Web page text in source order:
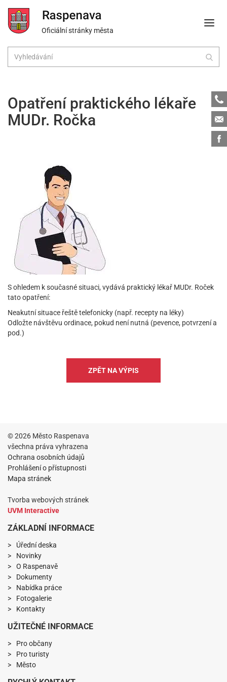
Oficiální stránky města
Opatření praktického lékaře
MUDr. Ročka
S ohledem k současné situaci, vydává praktický lékař MUDr. Roček
tato opatření:
Neakutní situace řeště telefonicky (např. recepty na léky)
Odložte návštěvu ordinace, pokud není nutná (pevence, potvrzení a
pod.)
ZPĚT NA VÝPIS
© 2026 Město Raspenava
všechna práva vyhrazena
Ochrana osobních údajů
Prohlášení o přístupnosti
Mapa stránek
Tvorba webových stránek
UVM Interactive
ZÁKLADNÍ INFORMACE
Úřední deska
Novinky
O Raspenavě
Dokumenty
Nabídka práce
Fotogalerie
Kontakty
UŽITEČNÉ INFORMACE
Pro občany
Pro turisty
Město